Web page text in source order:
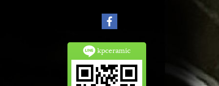
kpceramic